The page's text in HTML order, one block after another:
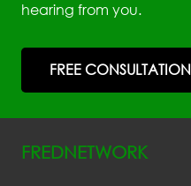
hearing from you.
FREE CONSULTATION
FREDNETWORK